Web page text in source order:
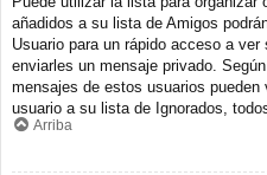
añadidos a su lista de Amigos
Usuario para un rápido acceso a
enviarles un mensaje privado.
mensajes de estos usuarios
usuario a su lista de Ignorados,
Arriba